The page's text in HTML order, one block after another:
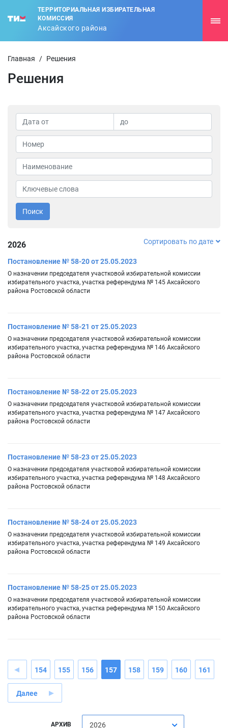
ТЕРРИТОРИАЛЬНАЯ ИЗБИРАТЕЛЬНАЯ
КОМИССИЯ
Аксайского района
Главная / Решения
Решения
Поиск
2026 Сортировать по дате
Постановление № 58-20 от 25.05.2023
О назначении председателя участковой избирательной комиссии
избирательного участка, участка референдума № 145 Аксайского
района Ростовской области
Постановление № 58-21 от 25.05.2023
О назначении председателя участковой избирательной комиссии
избирательного участка, участка референдума № 146 Аксайского
района Ростовской области
Постановление № 58-22 от 25.05.2023
О назначении председателя участковой избирательной комиссии
избирательного участка, участка референдума № 147 Аксайского
района Ростовской области
Постановление № 58-23 от 25.05.2023
О назначении председателя участковой избирательной комиссии
избирательного участка, участка референдума № 148 Аксайского
района Ростовской области
Постановление № 58-24 от 25.05.2023
О назначении председателя участковой избирательной комиссии
избирательного участка, участка референдума № 149 Аксайского
района Ростовской области
Постановление № 58-25 от 25.05.2023
О назначении председателя участковой избирательной комиссии
избирательного участка, участка референдума № 150 Аксайского
района Ростовской области
154 155 156 157 158 159 160 161
Далее
АРХИВ 2026